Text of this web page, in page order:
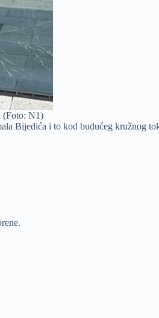
(Foto: N1)
Bijedića i to kod budućeg kružnog